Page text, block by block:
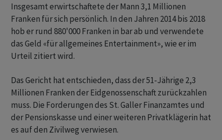
Insgesamt erwirtschaftete der Mann 3,1 Millionen
Franken für sich persönlich. In den Jahren 2014 bis 2018
hob er rund 880'000 Franken in bar ab und verwendete
das Geld «für allgemeines Entertainment», wie er im
Urteil zitiert wird.
Das Gericht hat entschieden, dass der 51-Jährige 2,3
Millionen Franken der Eidgenossenschaft zurückzahlen
muss. Die Forderungen des St. Galler Finanzamtes und
der Pensionskasse und einer weiteren Privatklägerin hat
es auf den Zivilweg verwiesen.